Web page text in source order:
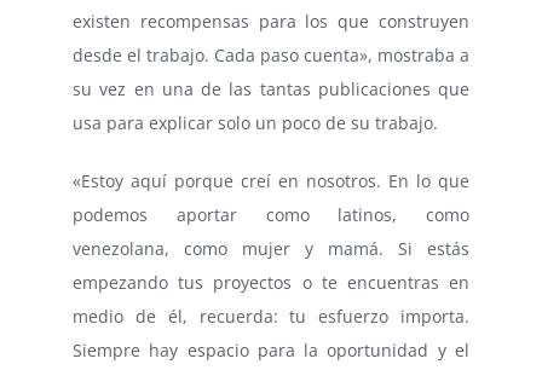
existen recompensas para los que construyen
desde el trabajo. Cada paso cuenta», mostraba a
su vez en una de las tantas publicaciones que
usa para explicar solo un poco de su trabajo.
«Estoy aquí porque creí en nosotros. En lo que
podemos aportar como latinos, como
venezolana, como mujer y mamá. Si estás
empezando tus proyectos o te encuentras en
medio de él, recuerda: tu esfuerzo importa.
Siempre hay espacio para la oportunidad y el